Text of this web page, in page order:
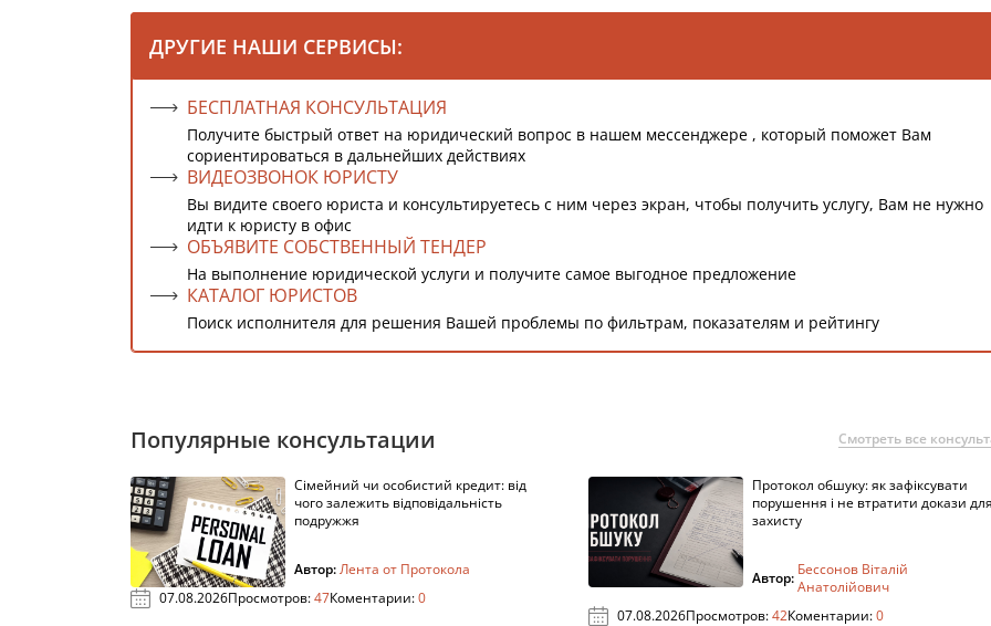
ДРУГИЕ НАШИ СЕРВИСЫ:
БЕСПЛАТНАЯ КОНСУЛЬТАЦИЯ
Получите быстрый ответ на юридический вопрос в нашем мессенджере , который поможет Вам
сориентироваться в дальнейших действиях
ВИДЕОЗВОНОК ЮРИСТУ
Вы видите своего юриста и консультируетесь с ним через экран, чтобы получить услугу, Вам не нужно
идти к юристу в офис
ОБЪЯВИТЕ СОБСТВЕННЫЙ ТЕНДЕР
На выполнение юридической услуги и получите самое выгодное предложение
КАТАЛОГ ЮРИСТОВ
Поиск исполнителя для решения Вашей проблемы по фильтрам, показателям и рейтингу
Популярные консультации Смотреть все
Сімейний чи особистий кредит: від
чого залежить відповідальність
подружжя
Автор:Лента от Протокола
07.08.2026Просмотров:47Коментарии:0
Протокол обшуку: як зафіксувати
порушення і не втратити докази
захисту
Автор: Бессонов Віталій
Анатолійович
07.08.2026Просмотров:42Коментарии:0